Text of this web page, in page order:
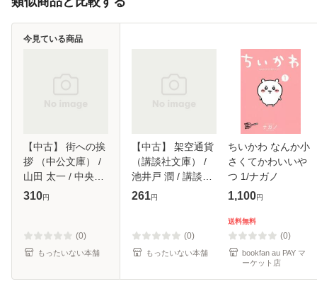
【中古】 街への挨
拶 （中公文庫） /
山田 太一 / 中央公
論新社 [文庫]【メ
310円
(0)
もったいない本舗
今見ている商品
【中古】 架空通貨
（講談社文庫） /
池井戸 潤 / 講談社
[文庫]【メール便送
261円
(0)
もったいない本舗
ちいかわ なんか小
さくてかわいいや
つ 1/ナガノ
1,100円
送料無料
(0)
bookfan au PAY マ
ーケット店